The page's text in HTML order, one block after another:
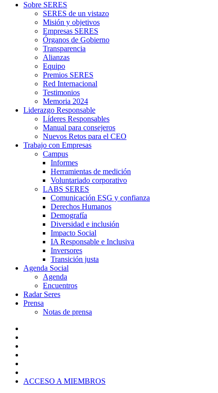
Sobre SERES
SERES de un vistazo
Misión y objetivos
Empresas SERES
Órganos de Gobierno
Transparencia
Alianzas
Equipo
Premios SERES
Red Internacional
Testimonios
Memoria 2024
Liderazgo Responsable
Líderes Responsables
Manual para consejeros
Nuevos Retos para el CEO
Trabajo con Empresas
Campus
Informes
Herramientas de medición
Voluntariado corporativo
LABS SERES
Comunicación ESG y confianza
Derechos Humanos
Demografía
Diversidad e inclusión
Impacto Social
IA Responsable e Inclusiva
Inversores
Transición justa
Agenda Social
Agenda
Encuentros
Radar Seres
Prensa
Notas de prensa
ACCESO A MIEMBROS